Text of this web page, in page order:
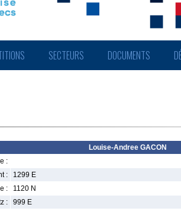
SECTEURS DOCUMENTS
Louise-Andree GACON
:
:
1299 E
:
1120 N
:
999 E